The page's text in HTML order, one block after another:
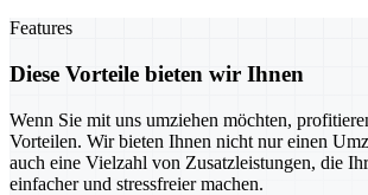
Features
Diese Vorteile bieten wir Ihnen
Wenn Sie mit uns umziehen möchten,
Vorteilen. Wir bieten Ihnen nicht nur einen
auch eine Vielzahl von Zusatzleistungen, die
einfacher und stressfreier machen.